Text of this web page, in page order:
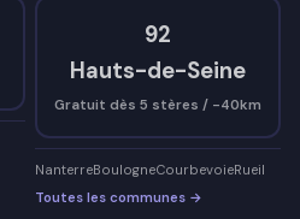
92
Hauts-de-Seine
Gratuit dès 5 stères / -40km
NanterreBoulogneCourbevoieRueil
Toutes les communes →